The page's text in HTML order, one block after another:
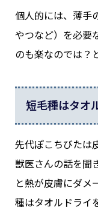
個人的には、薄手
やつなど）を必要
のも楽なのでは？
短毛種はタオ
先代ぽこちびたは
獣医さんの話を聞
と熱が皮膚にダメ
種はタオルドライ